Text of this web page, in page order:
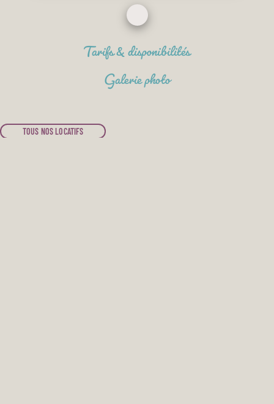
Tarifs & disponibilités
Galerie photo
TOUS NOS LOCATIFS